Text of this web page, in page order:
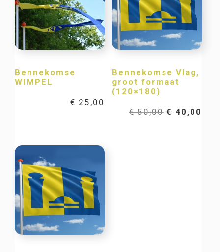
Bennekomse
WIMPEL
€ 25,00
Bennekomse Vlag,
groot formaat
(120×180)
€50,00 € 40,00